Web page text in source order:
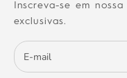
Inscreva-se em
exclusivas.